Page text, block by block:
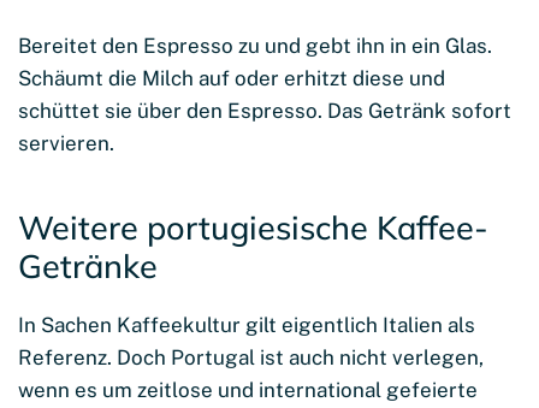
Bereitet den Espresso zu und gebt ihn in ein Glas.
Schäumt die Milch auf oder erhitzt diese und
schüttet sie über den Espresso. Das Getränk sofort
servieren.
Weitere portugiesische Kaffee-
Getränke
In Sachen Kaffeekultur gilt eigentlich Italien als
Referenz. Doch Portugal ist auch nicht verlegen,
wenn es um zeitlose und international gefeierte